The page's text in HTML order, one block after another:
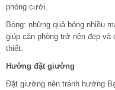
phòng cưới.
Bóng: những quả bóng nhiều
giúp căn phòng trở nên đẹp
thiết.
Hướng đặt giường
Đặt giường nên tránh hướng